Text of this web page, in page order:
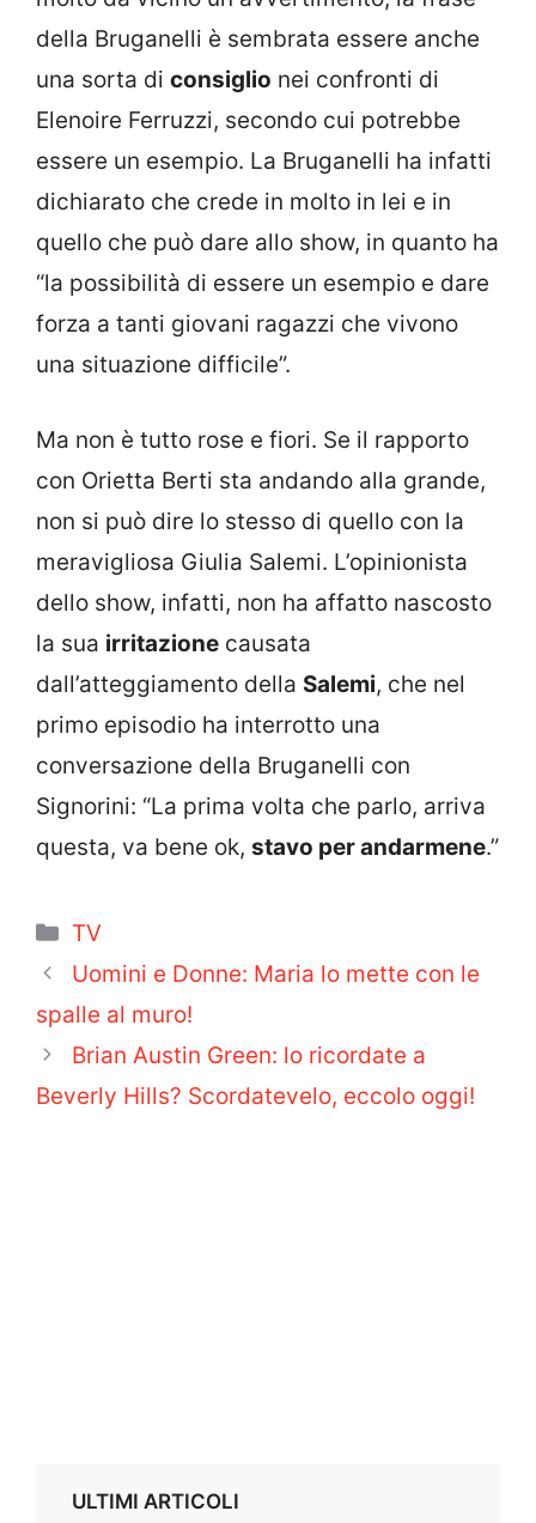
della Bruganelli è sembrata essere anche
una sorta di consiglio nei confronti di
Elenoire Ferruzzi, secondo cui potrebbe
essere un esempio. La Bruganelli ha infatti
dichiarato che crede in molto in lei e in
quello che può dare allo show, in quanto ha
“la possibilità di essere un esempio e dare
forza a tanti giovani ragazzi che vivono
una situazione difficile”.
Ma non è tutto rose e fiori. Se il rapporto
con Orietta Berti sta andando alla grande,
non si può dire lo stesso di quello con la
meravigliosa Giulia Salemi. L’opinionista
dello show, infatti, non ha affatto nascosto
la sua irritazione causata
dall’atteggiamento della Salemi, che nel
primo episodio ha interrotto una
conversazione della Bruganelli con
Signorini: “La prima volta che parlo, arriva
questa, va bene ok, stavo per andarmene.”
Categorie
TV
Uomini e Donne: Maria lo mette con le
spalle al muro!
Brian Austin Green: lo ricordate a
Beverly Hills? Scordatevelo, eccolo oggi!
ULTIMI ARTICOLI